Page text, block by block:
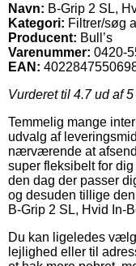
Navn: B-Grip 2 SL,
Kategori: Filtrer/søg
Producent: Bull’s
Varenummer: 0420-
EAN:
Vurderet til 4.7ud af 5
Temmelig mange
udvalg af
nærværende at
super fleksibelt for
den dag der passer
og desuden tillige
B-Grip 2 SL, Hvid In-
Du kan ligeledes
lejlighed eller til